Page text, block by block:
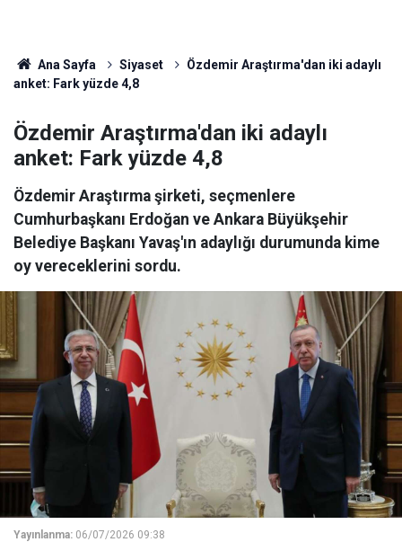
Ana Sayfa Siyaset
Özdemir Araştırma'dan iki adaylı
anket: Fark yüzde 4,8
Özdemir Araştırma'dan iki adaylı
anket: Fark yüzde 4,8
Özdemir Araştırma şirketi, seçmenlere
Cumhurbaşkanı Erdoğan ve Ankara Büyükşehir
Belediye Başkanı Yavaş'ın adaylığı durumunda kime
oy vereceklerini sordu.
Yayınlanma: 06/07/2026 09:38